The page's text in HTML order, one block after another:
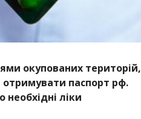
окупованих територій,
паспорт рф.
ліки